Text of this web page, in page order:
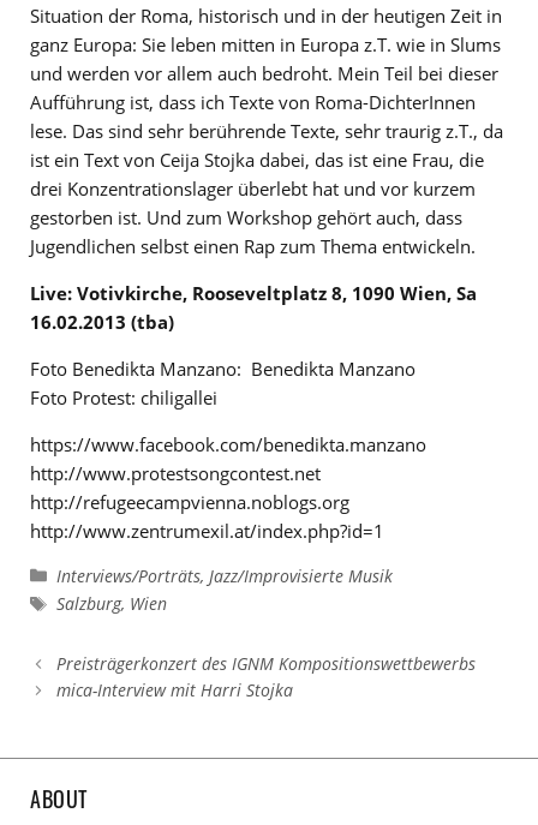
Situation der Roma, historisch und in der heutigen Zeit in
ganz Europa: Sie leben mitten in Europa z.T. wie in Slums
und werden vor allem auch bedroht. Mein Teil bei dieser
Aufführung ist, dass ich Texte von Roma-DichterInnen
lese. Das sind sehr berührende Texte, sehr traurig z.T., da
ist ein Text von Ceija Stojka dabei, das ist eine Frau, die
drei Konzentrationslager überlebt hat und vor kurzem
gestorben ist. Und zum Workshop gehört auch, dass
Jugendlichen selbst einen Rap zum Thema entwickeln.
Live: Votivkirche, Rooseveltplatz 8, 1090 Wien, Sa
16.02.2013 (tba)
Foto Benedikta Manzano: Benedikta Manzano
Foto Protest: chiligallei
https://www.facebook.com/benedikta.manzano
http://www.protestsongcontest.net
http://refugeecampvienna.noblogs.org
http://www.zentrumexil.at/index.php?id=1
Kategorien
Interviews/Porträts, Jazz/Improvisierte Musik
Schlagwörter
Salzburg, Wien
Preisträgerkonzert des IGNM Kompositionswettbewerbs
mica-Interview mit Harri Stojka
ABOUT